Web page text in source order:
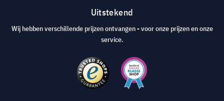
Uitstekend
Wij hebben verschillende prijzen ontvangen - voor onze prijzen en onze
service.